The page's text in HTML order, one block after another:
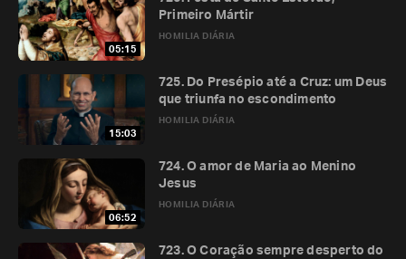
05:15
HOMILIA DIÁRIA
Primeiro Mártir
15:03
HOMILIA DIÁRIA
725. Do Presépio até a Cruz: um Deus
que triunfa no escondimento
06:52
HOMILIA DIÁRIA
724. O amor de Maria ao Menino
Jesus
723. O Coração sempre desperto do